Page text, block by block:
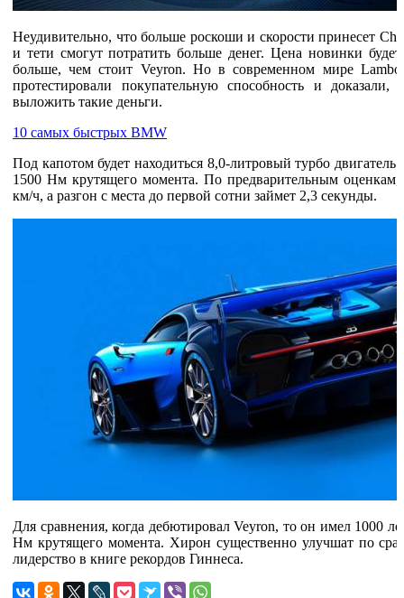
Неудивительно, что больше роскоши и скорости принесет
и тети смогут потратить больше денег. Цена новинки
больше, чем стоит Veyron. Но в современном мире
протестировали покупательную способность и
выложить такие деньги.
10 самых быстрых BMW
Под капотом будет находиться 8,0-литровый турбо
1500 Нм крутящего момента. По предварительным оценкам,
км/ч, а разгон с места до первой сотни займет 2,3 секунды.
Для сравнения, когда дебютировал Veyron, то он имел 1000
Нм крутящего момента. Хирон существенно улучшат по
лидерство в книге рекордов Гиннеса.